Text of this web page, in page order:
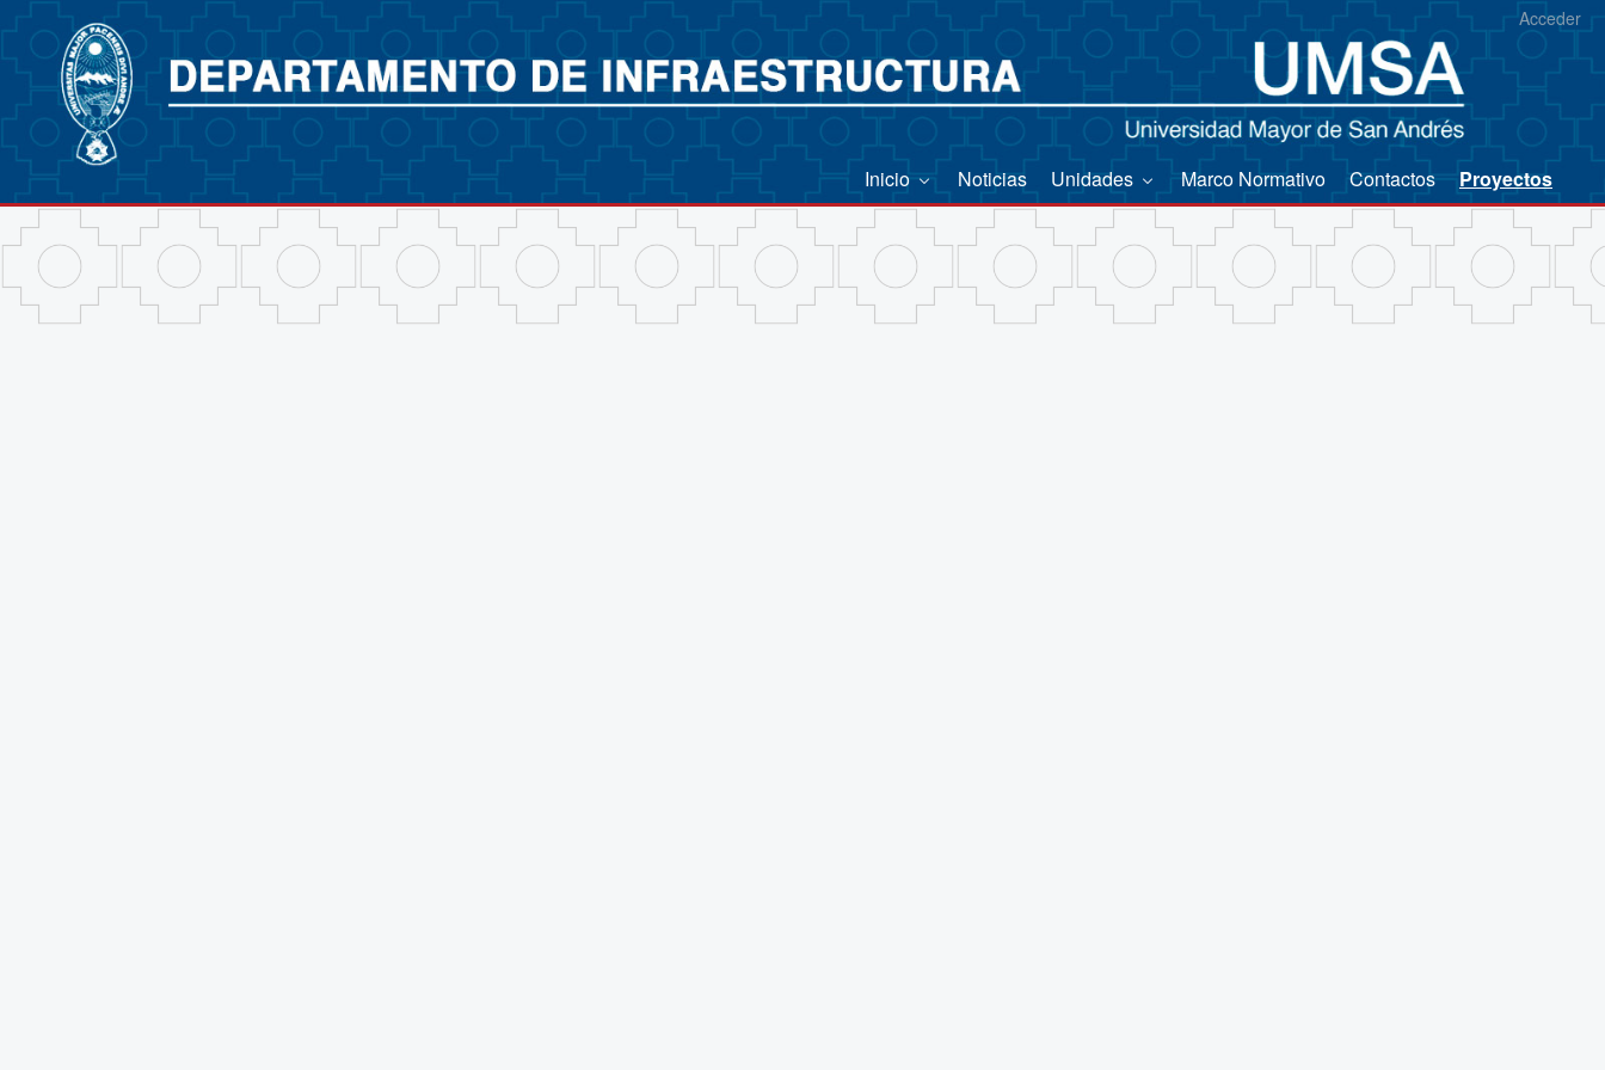
Acceder
Inicio Noticias Unidades Marco Normativo Contactos Proyectos